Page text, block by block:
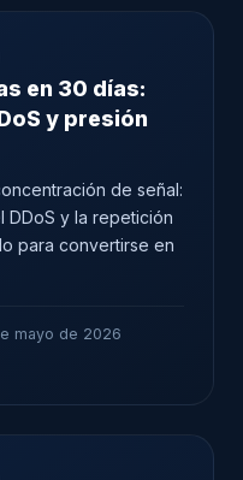
en 30 días:
y presión
de señal:
DDoS y la repetición
para convertirse en
mayo de 2026